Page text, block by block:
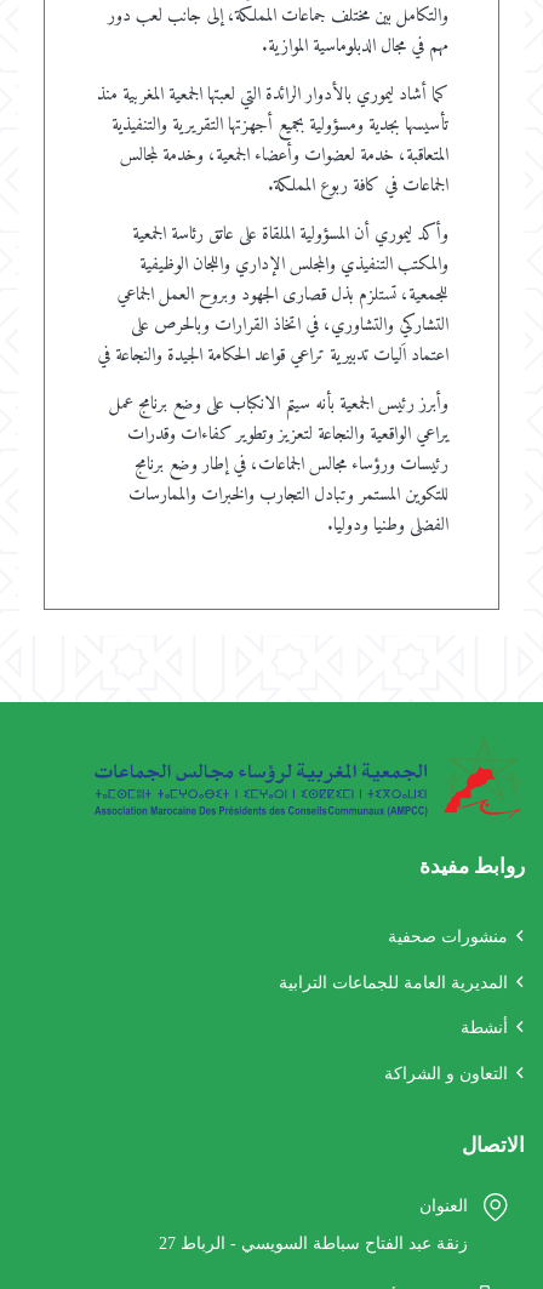
والتكامل بين مختلف جماعات المملكة، إلى جانب لعب دور
مهم في مجال الدبلوماسية الموازية.
كما أشاد ليموري بالأدوار الرائدة التي لعبتها الجمعية المغربية منذ
تأسيسها بجدية ومسؤولية بجميع أجهزتها التقريرية والتنفيذية
المتعاقبة، خدمة لعضوات وأعضاء الجمعية، وخدمة لمجالس
الجماعات في كافة ربوع المملكة.
وأكد ليموري أن المسؤولية الملقاة على عاتق رئاسة الجمعية
والمكتب التنفيذي والمجلس الإداري واللجان الوظيفية
للجمعية، تستلزم بذل قصارى الجهود وبروح العمل الجماعي
التشاركي والتشاوري، في اتخاذ القرارات وبالحرص على
اعتماد اَليات تدبيرية تراعي قواعد الحكامة الجيدة والنجاعة في
وأبرز رئيس الجمعية بأنه سيتم الانكباب على وضع برنامج عمل
يراعي الواقعية والنجاعة لتعزيز وتطوير كفاءات وقدرات
رئيسات ورؤساء مجالس الجماعات، في إطار وضع برنامج
للتكوين المستمر وتبادل التجارب والخبرات والممارسات
الفضلى وطنيا ودوليا.
روابط مفيدة
منشورات صحفية
المديرية العامة للجماعات الترابية
أنشطة
التعاون و الشراكة
الاتصال
العنوان
27 زنقة عبد الفتاح سباطة السويسي - الرباط